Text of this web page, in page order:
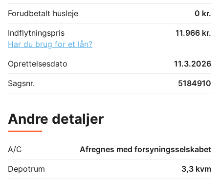
Forudbetalt husleje
0 kr.
Indflytningspris
11.966 kr.
Har du brug for et lån?
Oprettelsesdato
11.3.2026
Sagsnr.
5184910
Andre detaljer
A/C
Afregnes med forsyningsselskabet
Depotrum
3,3 kvm